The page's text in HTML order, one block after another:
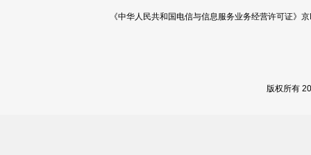
《中华人民共和国电信与信息服务业务经营许可证
版权所有